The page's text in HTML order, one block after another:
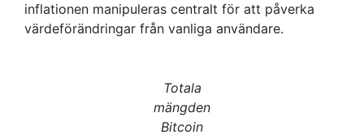
inflationen manipuleras centralt för att påverka
värdeförändringar från vanliga användare.
Totala
mängden
Bitcoin